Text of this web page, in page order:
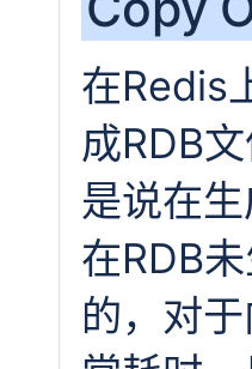
在Redis
成RDB
是说在
在RDB
的，对